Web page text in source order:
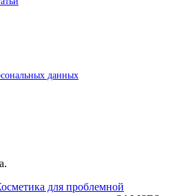
данных
для проблемной